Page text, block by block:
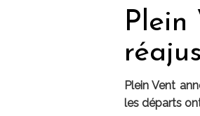
Plein
Plein Vent
les départs